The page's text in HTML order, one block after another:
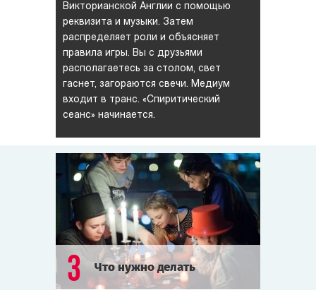
Викторианской Англии с помощью
реквизита и музыки. Затем
распределяет роли и объясняет
правила игры. Вы с друзьями
располагаетесь за столом, свет
гаснет, загораются свечи. Медиум
входит в транс. «Спиритический
сеанс» начинается.
3 Что нужно делать